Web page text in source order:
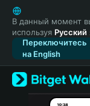
English
日本語
Tiếng Việt
Русский
Español
Türkçe
Italiano
В данный момент
используя Русский
Переключитесь
на English